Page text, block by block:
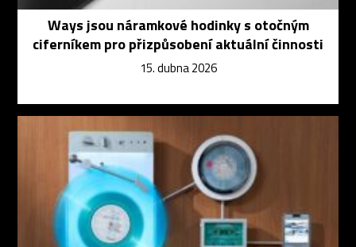
Ways jsou náramkové hodinky s otočným
ciferníkem pro přizpůsobení aktuální činnosti
15. dubna 2026